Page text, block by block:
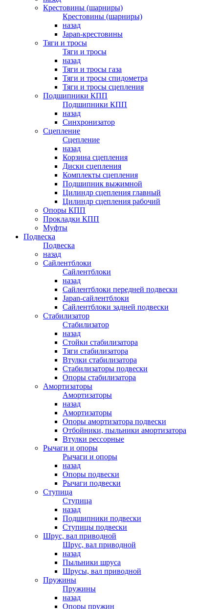
Крестовины (шарниры)
Крестовины (шарниры)
назад
Japan-крестовины
Тяги и тросы
Тяги и тросы
назад
Тяги и тросы газа
Тяги и тросы спидометра
Тяги и тросы сцепления
Подшипники КПП
Подшипники КПП
назад
Синхронизатор
Сцепление
Сцепление
назад
Корзина сцепления
Диски сцепления
Комплекты сцепления
Подшипник выжимной
Цилиндр сцепления главный
Цилиндр сцепления рабочий
Опоры КПП
Прокладки КПП
Муфты
Подвеска
Подвеска
назад
Сайлентблоки
Сайлентблоки
назад
Сайлентблоки передней подвески
Japan-сайлентблоки
Сайлентблоки задней подвески
Стабилизатор
Стабилизатор
назад
Стойки стабилизатора
Тяги стабилизатора
Втулки стабилизатора
Стабилизаторы подвески
Опоры стабилизатора
Амортизаторы
Амортизаторы
назад
Амортизаторы
Опоры амортизатора подвески
Отбойники, пыльники амортизатора
Втулки рессорные
Рычаги и опоры
Рычаги и опоры
назад
Опоры подвески
Рычаги подвески
Ступица
Ступица
назад
Подшипники подвески
Ступицы подвески
Шрус, вал приводной
Шрус, вал приводной
назад
Пыльники шруса
Шрусы, вал приводной
Пружины
Пружины
назад
Опоры пружин